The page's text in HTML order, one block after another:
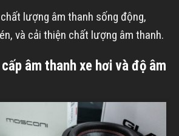
lượng âm thanh sống động,
và cải thiện chất lượng âm thanh.
âm thanh xe hơi và độ âm